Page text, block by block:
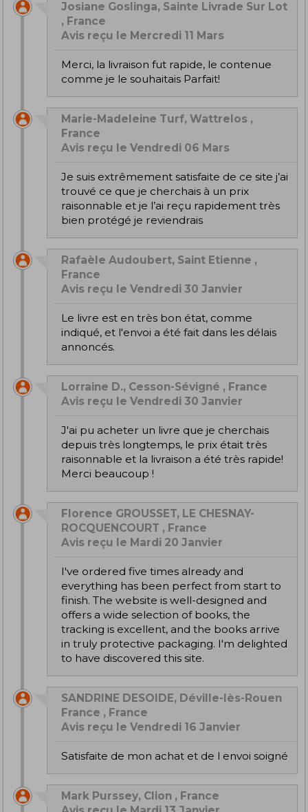
Josiane Goslinga, Sainte Livrade Sur Lot
, France
Avis reçu le Mercredi 11 Mars
Merci, la livraison fut rapide, le contenue
comme je le souhaitais Parfait!
Marie-Madeleine Turf, Wattrelos ,
France
Avis reçu le Vendredi 06 Mars
Je suis extrêmement satisfaite de ce site j’ai
trouvé ce que je cherchais à un prix
raisonnable et je l’ai reçu rapidement très
bien protégé je reviendrais
Rafaèle Audoubert, Saint Etienne ,
France
Avis reçu le Vendredi 30 Janvier
le livre est en très bon état, comme
indiqué, et l'envoi a été fait dans les délais
annoncés.
Lorraine D., Cesson-Sévigné , France
Avis reçu le Vendredi 30 Janvier
J'ai pu acheter un livre que je cherchais
depuis très longtemps, le prix était très
raisonnable et la livraison a été très rapide!
Merci beaucoup !
Florence GROUSSET, LE CHESNAY-
ROCQUENCOURT , France
Avis reçu le Mardi 20 Janvier
I've ordered five times already and
everything has been perfect from start to
finish. The website is well-designed and
offers a wide selection of books, the
tracking is excellent, and the books arrive
in truly protective packaging. I'm delighted
to have discovered this site.
SANDRINE DESOIDE, Déville-lès-Rouen
France , France
Avis reçu le Vendredi 16 Janvier
Satisfaite de mon achat et de l envoi soigné
Mark Purssey, Clion , France